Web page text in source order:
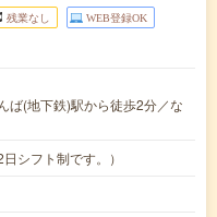
残業なし WEB登録OK
ば(地下鉄)駅から徒歩2分／な
シフト制です。）